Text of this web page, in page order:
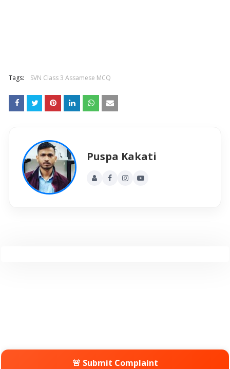
Tags: SVN Class 3 Assamese MCQ
Puspa Kakati
🚨 Submit Complaint